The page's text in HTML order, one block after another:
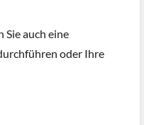
auch eine
oder Ihre